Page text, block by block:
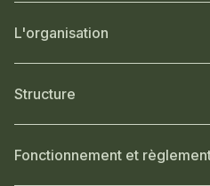
L'organisation
Structure
Fonctionnement et